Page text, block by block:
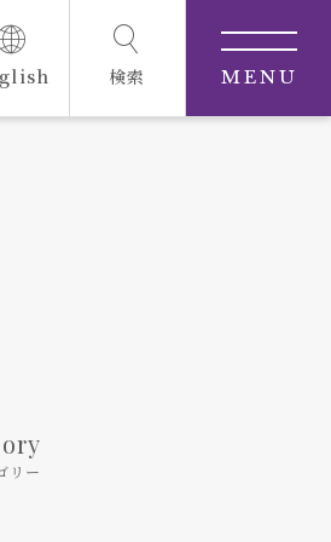
検索 MENU
リー